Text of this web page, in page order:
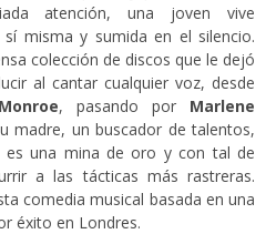
atención, una joven vive
misma y sumida en el silencio.
colección de discos que le dejó
al cantar cualquier voz, desde
, pasando por Marlene
madre, un buscador de talentos,
es una mina de oro y con tal de
a las tácticas más rastreras.
comedia musical basada en una
éxito en Londres.